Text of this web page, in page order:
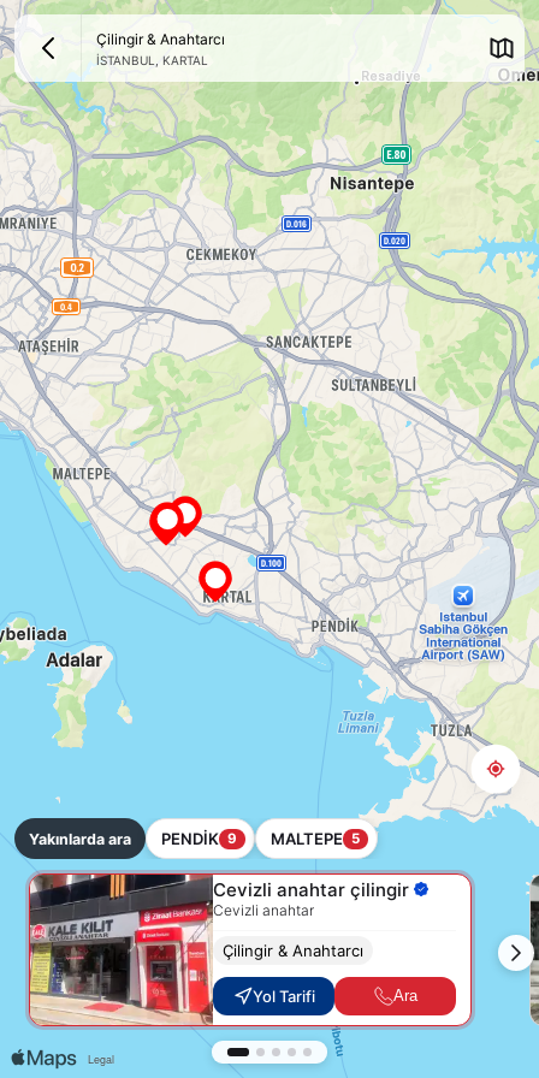
Çilingir & Anahtarcı
İSTANBUL KARTAL
Yakınlarda ara PENDİK 9 MALTEPE 5
Cevizli anahtar çilingir
Cevizli anahtar
Çilingir & Anahtarcı
Yol Tarifi Ara